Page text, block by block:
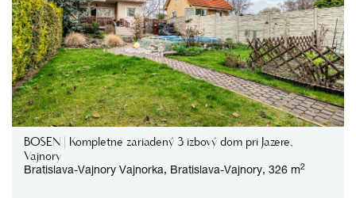
BOSEN | Kompletne zariadený 3 izbový dom pri Jazere,
Vajnory
Bratislava-Vajnory Vajnorka, Bratislava-Vajnory, 326 m2